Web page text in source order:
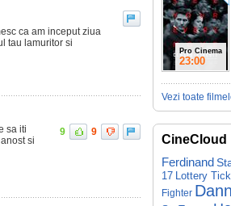
ca am inceput ziua
tau lamuritor si
sa iti
si
9 9
Pro Cinema
23:00
Vezi toate
CineCloud
Ferdinand
17 Lottery
Fighter